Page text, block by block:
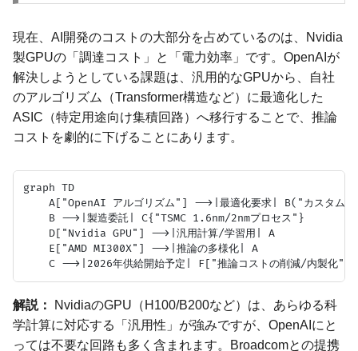
現在、AI開発のコストの大部分を占めているのは、Nvidia
製GPUの「調達コスト」と「電力効率」です。OpenAIが
解決しようとしている課題は、汎用的なGPUから、自社
のアルゴリズム（Transformer構造など）に最適化した
ASIC（特定用途向け集積回路）へ移行することで、推論
コストを劇的に下げることにあります。
graph TD
A["OpenAI アルゴリズム"] -->|最適化要求| B("カスタム
    B -->|製造委託| C{"TSMC 1.6nm/2nmプロセス"}
    D["Nvidia GPU"] -->|汎用計算/学習用| A
    E["AMD MI300X"] -->|推論の多様化| A
解説：
NvidiaのGPU（H100/B200など）は、あらゆる科
学計算に対応する「汎用性」が強みですが、OpenAIにと
っては不要な回路も多く含まれます。Broadcomとの提携